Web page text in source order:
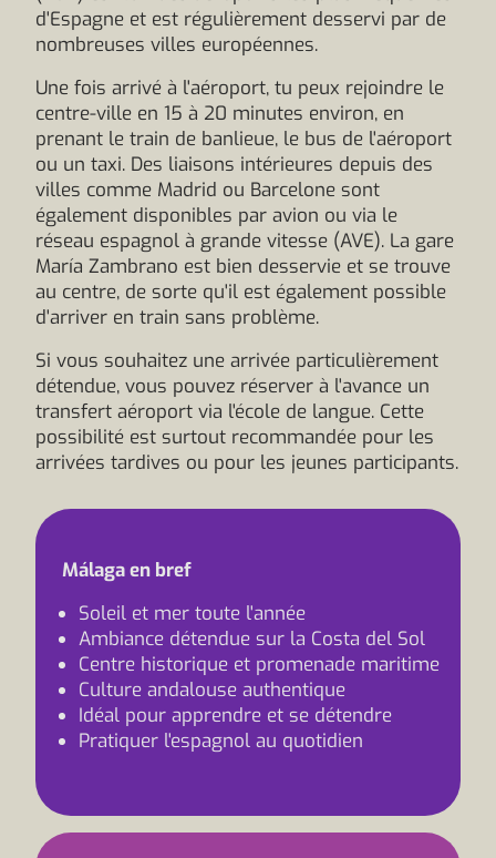
d'Espagne et est régulièrement desservi par de
nombreuses villes européennes.
Une fois arrivé à l'aéroport, tu peux rejoindre le
centre-ville en 15 à 20 minutes environ, en
prenant le train de banlieue, le bus de l'aéroport
ou un taxi. Des liaisons intérieures depuis des
villes comme Madrid ou Barcelone sont
également disponibles par avion ou via le
réseau espagnol à grande vitesse (AVE). La gare
María Zambrano est bien desservie et se trouve
au centre, de sorte qu'il est également possible
d'arriver en train sans problème.
Si vous souhaitez une arrivée particulièrement
détendue, vous pouvez réserver à l'avance un
transfert aéroport via l'école de langue. Cette
possibilité est surtout recommandée pour les
arrivées tardives ou pour les jeunes participants.
Málaga en bref
Soleil et mer toute l'année
Ambiance détendue sur la Costa del Sol
Centre historique et promenade maritime
Culture andalouse authentique
Idéal pour apprendre et se détendre
Pratiquer l'espagnol au quotidien